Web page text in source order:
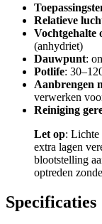
Relatieve
Vochtgehalte
(anhydriet)
Dauwpunt:
Potlife:
Aanbrengen
verwerken
Reiniging
Let op: Lichte
extra lagen
blootstelling
optreden
Specificaties